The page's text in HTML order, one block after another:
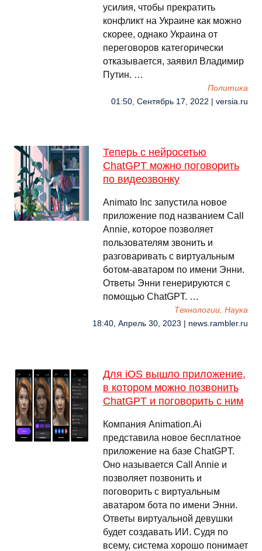
усилия, чтобы прекратить
конфликт на Украине как можно
скорее, однако Украина от
переговоров категорически
отказывается, заявил Владимир
Путин. …
Политика
01:50, Сентябрь 17, 2022 | versia.ru
Теперь с нейросетью
ChatGPT можно поговорить
по видеозвонку
Animato Inc запустила новое
приложение под названием Call
Annie, которое позволяет
пользователям звонить и
разговаривать с виртуальным
ботом-аватаром по имени Энни.
Ответы Энни генерируются с
помощью ChatGPT. …
Технологии, Наука
18:40, Апрель 30, 2023 | news.rambler.ru
Для iOS вышло приложение,
в котором можно позвонить
ChatGPT и поговорить с ним
Компания Animation.Ai
представила новое бесплатное
приложение на базе ChatGPT.
Оно называется Call Annie и
позволяет позвонить и
поговорить с виртуальным
аватаром бота по имени Энни.
Ответы виртуальной девушки
будет создавать ИИ. Судя по
всему, система хорошо понимает